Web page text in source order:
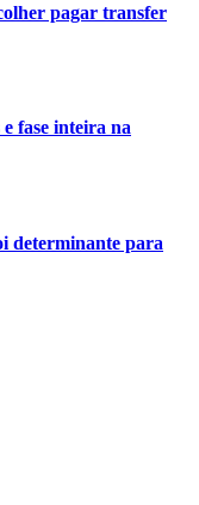
pagar transfer
fase inteira na
determinante para